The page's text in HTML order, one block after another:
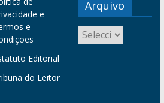
e
e
Editorial
do Leitor
Arquivo